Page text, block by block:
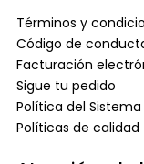
Términos y
Código de
Facturación
Sigue tu pedido
Política del
Políticas de calidad